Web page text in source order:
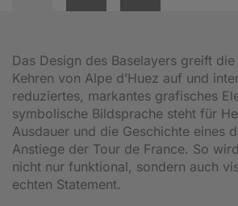
Das Design des Baselayers greift
Kehren von Alpe d’Huez auf und
reduziertes, markantes grafisches
symbolische Bildsprache steht für
Ausdauer und die Geschichte eines
Anstiege der Tour de France. So
nicht nur funktional, sondern auch
echten Statement.